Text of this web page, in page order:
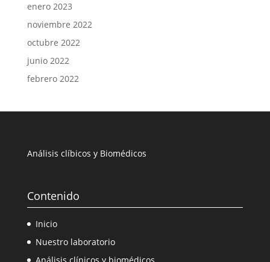
enero 2023
noviembre 2022
octubre 2022
junio 2022
febrero 2022
Análisis clíbicos y Biomédicos
Contenido
Inicio
Nuestro laboratorio